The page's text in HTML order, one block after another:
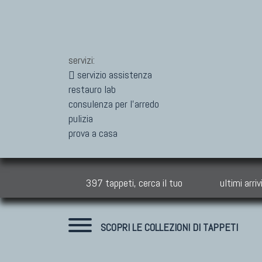
servizi:
servizio assistenza
restauro lab
consulenza per l'arredo
pulizia
prova a casa
397 tappeti, cerca il tuo ultimi arrivi
SCOPRI LE COLLEZIONI DI TAPPETI